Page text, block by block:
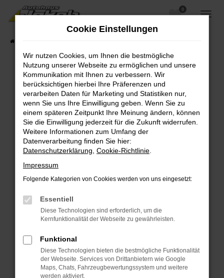
Zum
Hauptinhalt
0
Fehler: Network Error
Beim Laden ist ein Fehler aufgetreten.
Hier sind ein paar Tipps, die dir helfen können:
Überprüfe deine Firewall und deine
Internetverbindung.
Laden andere Webseiten, zum Beispiel deine
Suchmaschine?
Prüfe deine Browsererweiterungen.
Manche Erweiterungen, wie Werbeblocker,
können das Laden bestimmter Seiten
verhindern. Funktioniert die Seite in einem
Fenster?
Starte dein Gerät neu.
Das kann manchmal helfen, vorübergehende
Probleme zu beheben.
Cookie Einstellungen
Wir nutzen Cookies, um Ihnen die bestmögliche
Nutzung unserer Webseite zu ermöglichen und unsere
Kommunikation mit Ihnen zu verbessern. Wir
berücksichtigen hierbei Ihre Präferenzen und
verarbeiten Daten für Marketing und Statistiken nur,
wenn Sie uns Ihre Einwilligung geben. Wenn Sie zu
einem späteren Zeitpunkt Ihre Meinung ändern, können
Sie die Einwilligung jederzeit für die Zukunft widerrufen.
Weitere Informationen zum Umfang der
Datenverarbeitung finden Sie hier:
Datenschutzerklärung Cookie-Richtlinie
Impressum
Folgende Kategorien von Cookies werden von uns eingesetzt:
Essentiell
Diese Technologien sind erforderlich, um die
Kernfunktionalität der Webseite zu gewährleisten.
Funktional
Diese Technologien bieten die bestmögliche Funktionalität
der Webseite. Services von Drittanbietern wie Google
Maps, Chats, Fahrzeugbewertungssystem und weitere
werden aktiviert.